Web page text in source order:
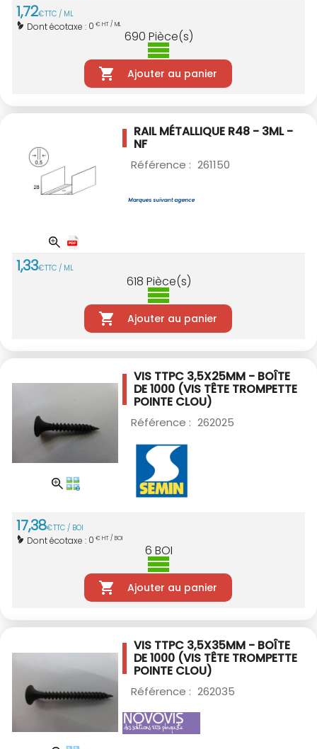
1,72€TTC / ML
Dont écotaxe : 0 € HT / ML
690 Pièce(s)
Ajouter au panier
RAIL MÉTALLIQUE R48 - 3ML -
NF
Référence : 261150
1,33€TTC / ML
618 Pièce(s)
Ajouter au panier
VIS TTPC 3,5X25MM - BOÎTE
DE 1000 (VIS TÊTE TROMPETTE
POINTE CLOU)
Référence : 262025
17,38€TTC / BOI
Dont écotaxe : 0 € HT / BOI
6 BOI
Ajouter au panier
VIS TTPC 3,5X35MM - BOÎTE
DE 1000 (VIS TÊTE TROMPETTE
POINTE CLOU)
Référence : 262035